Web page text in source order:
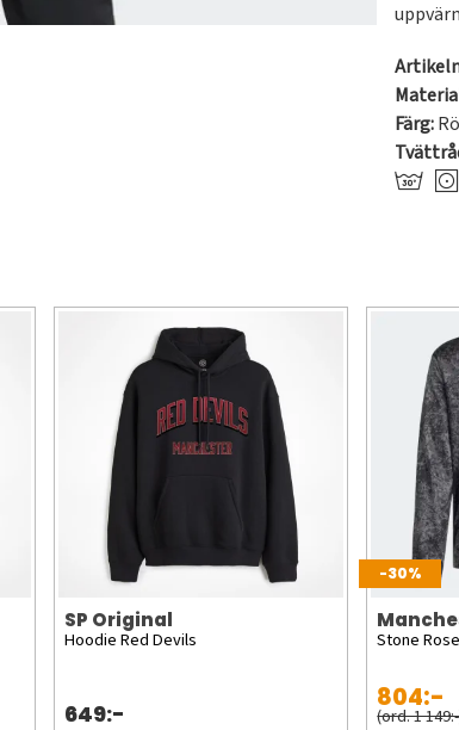
Färg:
SP Original
Hoodie Red Devils
649:-
-30%
Stone
804:-
(ord. 1